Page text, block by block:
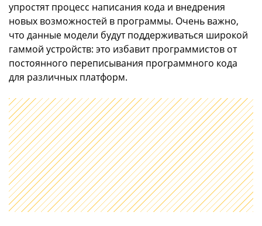
упростят процесс написания кода и внедрения
новых возможностей в программы. Очень важно,
что данные модели будут поддерживаться широкой
гаммой устройств: это избавит программистов от
постоянного переписывания программного кода
для различных платформ.